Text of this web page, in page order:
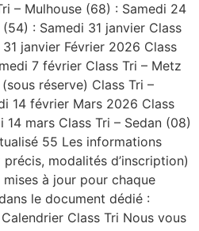
– Mulhouse (68) : Samedi 24
: Samedi 31 janvier Class
janvier Février 2026 Class
7 février Class Tri – Metz
réserve) Class Tri –
14 février Mars 2026 Class
14 mars Class Tri – Sedan (08)
55 Les informations
modalités d’inscription)
à jour pour chaque
le document dédié :
Class Tri Nous vous